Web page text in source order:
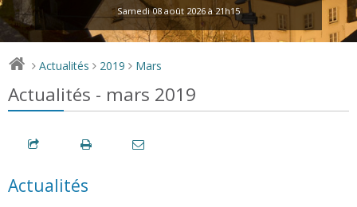
Samedi 08 août 2026 à 21h15
> Actualités > 2019 > Mars
Actualités - mars 2019
Actualités